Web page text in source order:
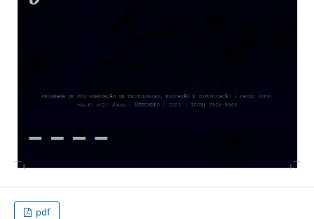
pdf